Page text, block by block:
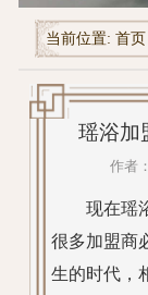
当前位置: 首页
瑶浴加
作者
现在瑶浴
很多加盟商
生的时代，